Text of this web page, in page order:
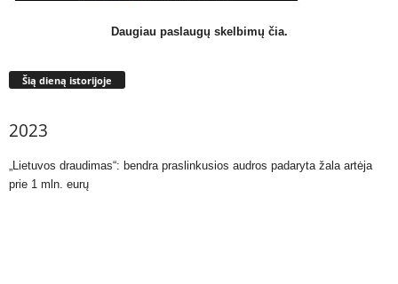
Daugiau paslaugų skelbimų čia.
Šią dieną istorijoje
2023
„Lietuvos draudimas“: bendra praslinkusios audros padaryta žala artėja
prie 1 mln. eurų